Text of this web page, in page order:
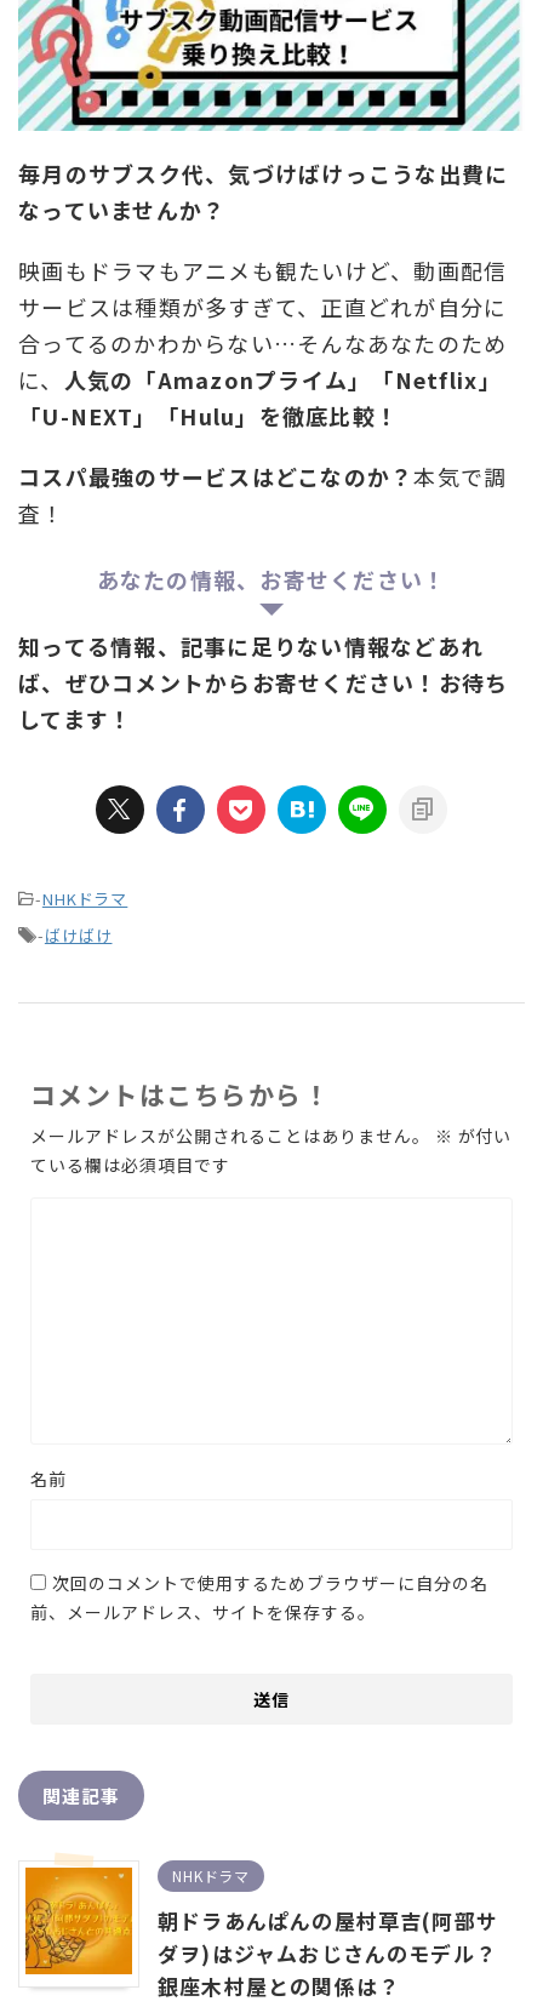
毎月のサブスク代、気づけばけっこうな出費に
なっていませんか？
映画もドラマもアニメも観たいけど、動画配信
サービスは種類が多すぎて、正直どれが自分に
合ってるのかわからない…そんなあなたのため
に、 人気の「Amazonプライム」「Netflix」
「U-NEXT」「Hulu」を徹底比較！
コスパ最強のサービスはどこなのか？本気で調
査！
あなたの情報、お寄せください！
知ってる情報、記事に足りない情報などあれ
ば、ぜひコメントからお寄せください！お待ち
してます！
-NHKドラマ
-ばけばけ
コメントはこちらから！
メールアドレスが公開されることはありません。 ※ が付い
ている欄は必須項目です
名前
次回のコメントで使用するためブラウザーに自分の名
前、メールアドレス、サイトを保存する。
関連記事
NHKドラマ
朝ドラあんぱんの屋村草吉(阿部サ
ダヲ)はジャムおじさんのモデル？
銀座木村屋との関係は？